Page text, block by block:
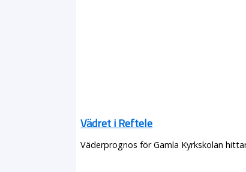
Vädret i Reftele
Väderprognos för Gamla Kyrkskolan